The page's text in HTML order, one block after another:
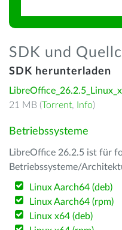
SDK und
SDK herunterladen
21 MB (Torrent, Info)
Betriebssysteme
LibreOffice 26.2.5 ist für
Betriebssysteme/
Linux Aarch64 (deb)
Linux Aarch64 (rpm)
Linux x64 (deb)